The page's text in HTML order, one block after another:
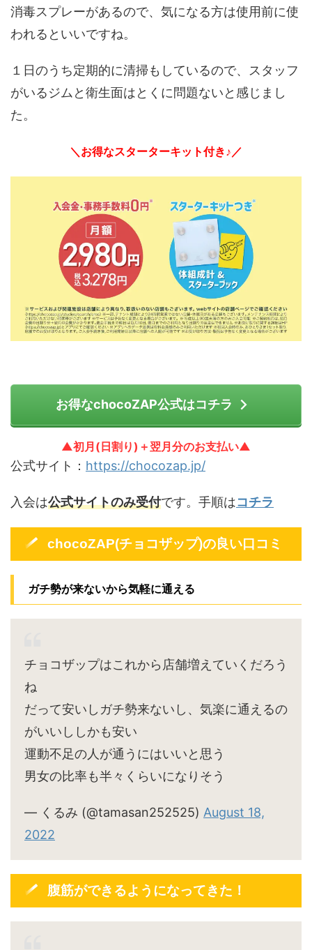
消毒スプレーがあるので、気になる方は使用前に使
われるといいですね。
１日のうち定期的に清掃もしているので、スタッフ
がいるジムと衛生面はとくに問題ないと感じまし
た。
＼お得なスターターキット付き♪／
お得なchocoZAP公式はコチラ
▲初月(日割り)＋翌月分のお支払い▲
公式サイト： https://chocozap.jp/
入会は公式サイトのみ受付です。手順はコチラ
chocoZAP(チョコザップ)の良い口コミ
ガチ勢が来ないから気軽に通える
チョコザップはこれから店舗増えていくだろう
ね
だって安いしガチ勢来ないし、気楽に通えるの
がいいししかも安い
運動不足の人が通うにはいいと思う
男女の比率も半々くらいになりそう
— くるみ (@tamasan252525) August 18,
2022
腹筋ができるようになってきた！